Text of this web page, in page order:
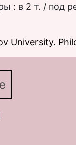
: в 2 т. / под
University.